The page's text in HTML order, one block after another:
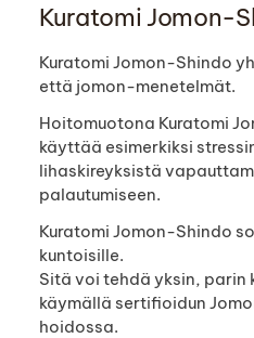
Kuratomi Jomon-
Kuratomi Jomon-Shindo
että jomon-menetelmät.
Hoitomuotona Kuratomi
käyttää esimerkiksi
lihaskireyksistä
palautumiseen.
Kuratomi Jomon-Shindo
kuntoisille.
Sitä voi tehdä yksin, parin
käymällä sertifioidun
hoidossa.